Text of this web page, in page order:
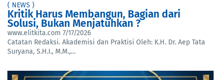
( NEWS )
Kritik Harus Membangun, Bagian dari
Solusi, Bukan Menjatuhkan ?
www.elitkita.com 7/17/2026
Catatan Redaksi. Akademisi dan Praktisi Oleh: K.H. Dr. Aep Tata
Suryana, S.H.I., M.M.,…